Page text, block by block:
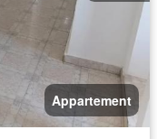
Appartement